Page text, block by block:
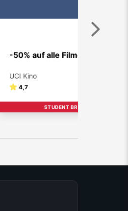
-50% auf alle Filme
UCI Kino
4,7
STUDENT BRAND